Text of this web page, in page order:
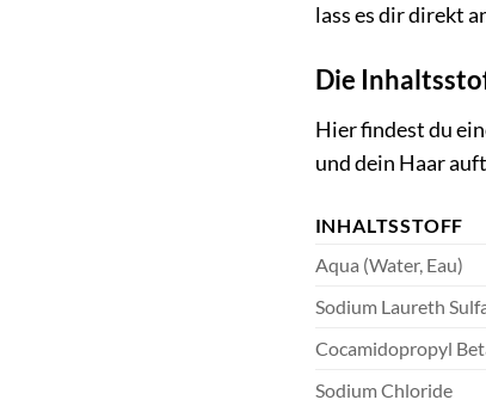
lass es dir direkt
Die
Hier findest du
und dein Haar
INHALTSSTOFF
Aqua (Water, Eau)
Sodium Laureth
Cocamidopropyl
Sodium Chloride